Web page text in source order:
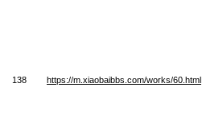
138 https://m.xiaobaibbs.com/works/60.html